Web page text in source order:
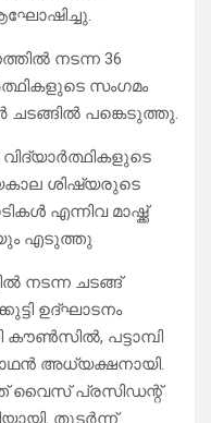
നടന്ന 36
സംഗമം
ചടങ്ങിൽ പങ്കെടുത്തു.
ശിഷ്യരുടെ
എന്നിവ മാഷ്ക്ക്
എടുത്തു
നടന്ന ചടങ്ങ്
ഉദ്ഘാടനം
പട്ടാമ്പി
അധ്യക്ഷനായി.
വൈസ് പ്രസിഡന്റ്